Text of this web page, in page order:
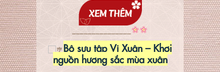
_______________
Bộ sưu tập Vị Xuân – Khơi
nguồn hương sắc mùa xuân